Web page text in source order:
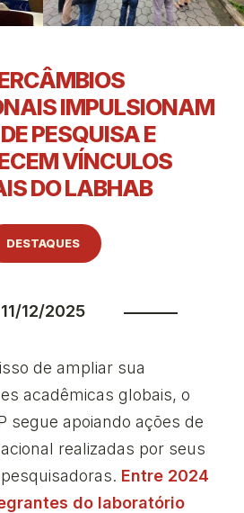
IMPULSIONAM
PESQUISA E
VÍNCULOS
DO LABHAB
DESTAQUES
11/12/2025
de ampliar sua
acadêmicas globais, o
segue apoiando ações de
realizadas por seus
Entre 2024
do laboratório